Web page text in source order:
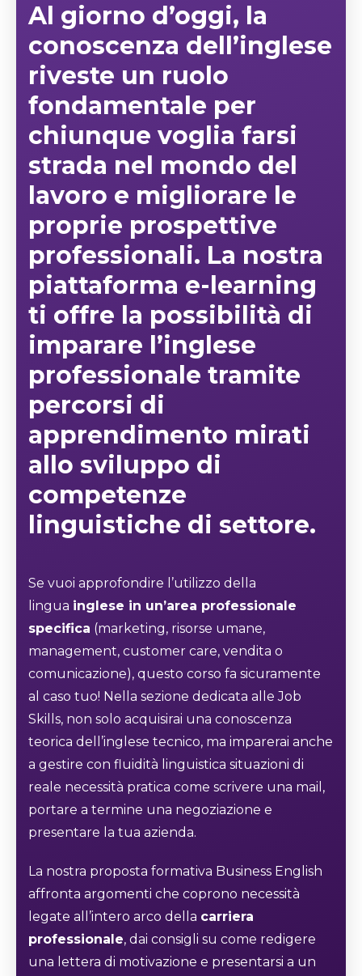
Al giorno d’oggi, la
conoscenza dell’inglese
riveste un ruolo
fondamentale per
chiunque voglia farsi
strada nel mondo del
lavoro e migliorare le
proprie prospettive
professionali. La nostra
piattaforma e-learning
ti offre la possibilità di
imparare l’inglese
professionale tramite
percorsi di
apprendimento mirati
allo sviluppo di
competenze
linguistiche di settore.
Se vuoi approfondire l’utilizzo della
lingua inglese in un’area professionale
specifica (marketing, risorse umane,
management, customer care, vendita o
comunicazione), questo corso fa sicuramente
al caso tuo! Nella sezione dedicata alle Job
Skills, non solo acquisirai una conoscenza
teorica dell’inglese tecnico, ma imparerai anche
a gestire con fluidità linguistica situazioni di
reale necessità pratica come scrivere una mail,
portare a termine una negoziazione e
presentare la tua azienda.
La nostra proposta formativa Business English
affronta argomenti che coprono necessità
legate all’intero arco della carriera
professionale, dai consigli su come redigere
una lettera di motivazione e presentarsi a un